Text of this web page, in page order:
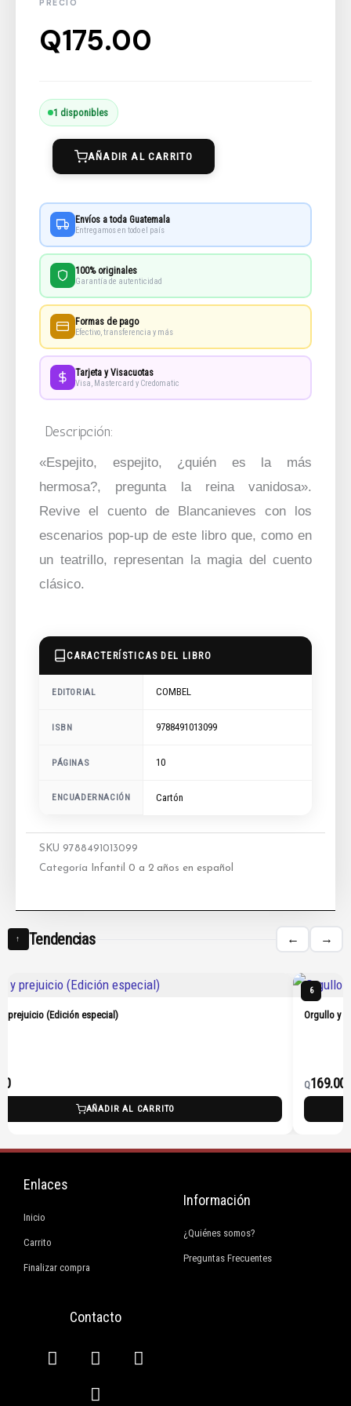
Q175.00
1 disponibles
Blancanieves
AÑADIR AL CARRITO
Envíos a toda Guatemala
Entregamos en todo el país
100% originales
Garantía de autenticidad
Formas de pago
Efectivo, transferencia y más
Tarjeta y Visacuotas
Visa, Mastercard y Credomatic
Descripción:
«Espejito, espejito, ¿quién es la más
hermosa?, pregunta la reina vanidosa».
Revive el cuento de Blancanieves con los
escenarios pop-up de este libro que, como en
un teatrillo, representan la magia del cuento
clásico.
CARACTERÍSTICAS DEL LIBRO
EDITORIAL COMBEL
ISBN 9788491013099
PÁGINAS 10
ENCUADERNACIÓN Cartón
SKU 9788491013099
Categoría
Infantil 0 a 2 años en español
↑ Tendencias ← →
prejuicio (Edición especial)
AÑADIR AL CARRITO
6
Orgullo y
Q169.00
Enlaces
Inicio
Carrito
Finalizar compra
Información
¿Quiénes somos?
Preguntas Frecuentes
Contacto
F
a
I
n
s
W
h
E
n
v